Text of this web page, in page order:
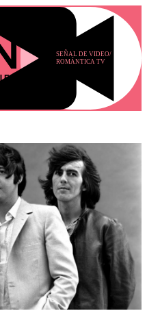
SEÑAL DE VIDEO/
ROMÁNTICA TV